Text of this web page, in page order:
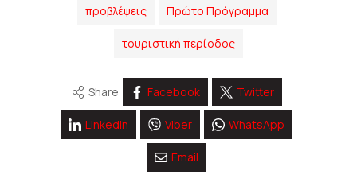
προβλέψεις Πρώτο Πρόγραμμα
τουριστική περίοδος
Share Facebook Twitter
Linkedin Viber WhatsApp
Email